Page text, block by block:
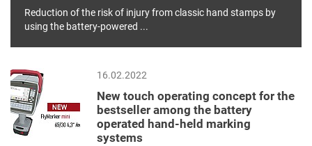
Reduction of the risk of injury from classic hand stamps by
using the battery-powered ...
16.02.2022
New touch operating concept for the
bestseller among the battery
operated hand-held marking
systems